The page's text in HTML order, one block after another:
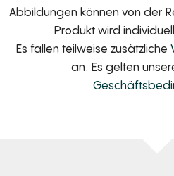
Abbildungen können von der
Produkt wird
Es fallen teilweise zusätzliche
an. Es gelten